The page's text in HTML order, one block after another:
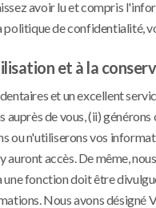
avoir lu et compris
politique de confidentialité,
et à la
et un excellent
auprès de vous, (ii)
ou n'utiliserons vos
accès. De même,
une fonction doit être
Nous avons désigné